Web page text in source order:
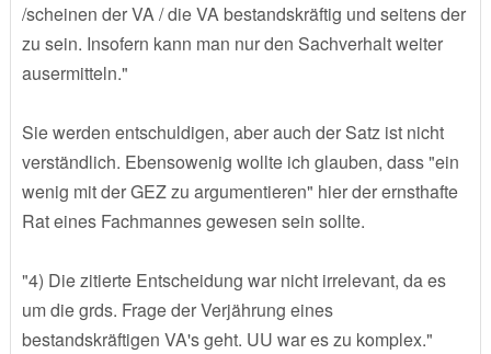
/scheinen der VA / die VA bestandskräftig und seitens der
zu sein. Insofern kann man nur den Sachverhalt weiter
ausermitteln."
Sie werden entschuldigen, aber auch der Satz ist nicht
verständlich. Ebensowenig wollte ich glauben, dass "ein
wenig mit der GEZ zu argumentieren" hier der ernsthafte
Rat eines Fachmannes gewesen sein sollte.
"4) Die zitierte Entscheidung war nicht irrelevant, da es
um die grds. Frage der Verjährung eines
bestandskräftigen VA's geht. UU war es zu komplex."